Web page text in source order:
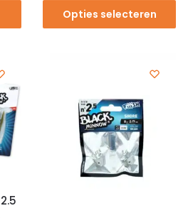
Opties selecteren